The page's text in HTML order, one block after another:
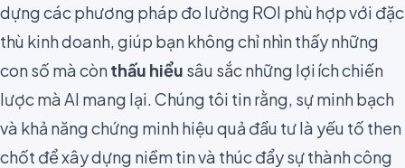
dựng các phương pháp đo lường ROI phù hợp với đặc
thù kinh doanh, giúp bạn không chỉ nhìn thấy những
con số mà cònthấu hiểu sâu sắc những lợi ích chiến
lược mà AI mang lại. Chúng tôi tin rằng, sự minh bạch
và khả năng chứng minh hiệu quả đầu tư là yếu tố then
chốt để xây dựng niềm tin và thúc đẩy sự thành công